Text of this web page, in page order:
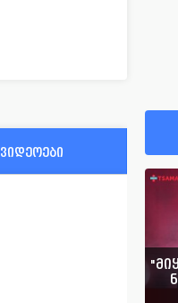
ვიდეოები